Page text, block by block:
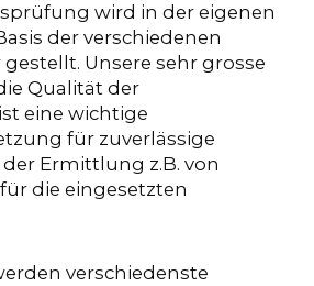
wird in der eigenen
der verschiedenen
Unsere sehr grosse
Qualität der
eine wichtige
für zuverlässige
Ermittlung z.B. von
die eingesetzten
verschiedenste